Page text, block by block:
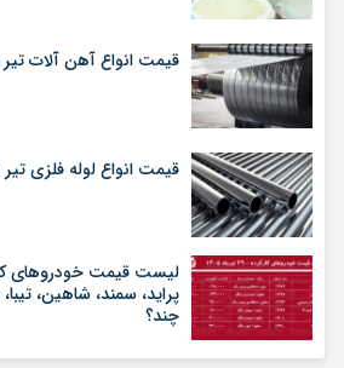
قیمت انواع آهن آلات تیر ۱۴۰۵
قیمت انواع لوله فلزی تیر ۱۴۰۵
چند؟